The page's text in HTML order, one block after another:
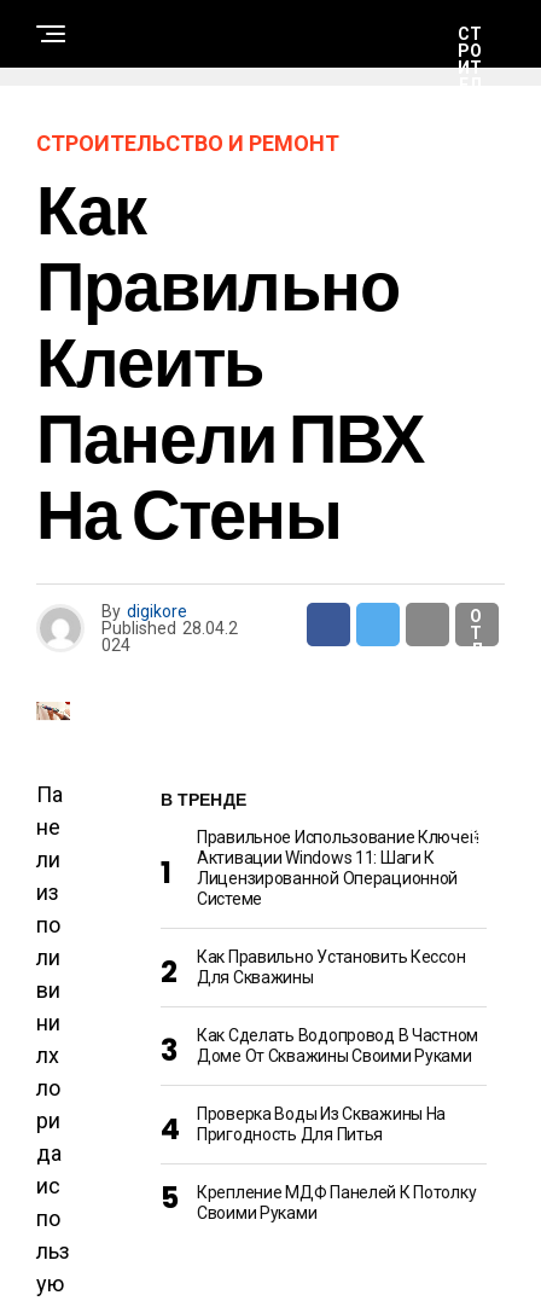
СТ
РО
ИТ
О
Т
Д
Е
СТРОИТЕЛЬСТВО И РЕМОНТ
Как
Правильно
Клеить
Панели ПВХ
На Стены
By digikore
Published 28.04.2
024
Па
не
ли
из
по
ли
ви
ни
лх
ло
ри
да
ис
по
льз
ую
В ТРЕНДЕ
Правильное Использование Ключей
Активации Windows 11: Шаги К
Лицензированной Операционной
Системе
Как Правильно Установить Кессон
Для Скважины
Как Сделать Водопровод В Частном
Доме От Скважины Своими Руками
Проверка Воды Из Скважины На
Пригодность Для Питья
Крепление МДФ Панелей К Потолку
Своими Руками